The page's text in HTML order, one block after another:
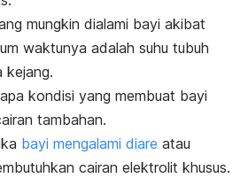
mungkin dialami bayi akibat
waktunya adalah suhu tubuh
kejang.
kondisi yang membuat bayi
tambahan.
bayi mengalami diare atau
cairan elektrolit khusus.